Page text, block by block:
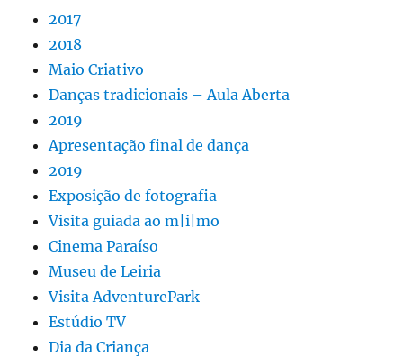
2017
2018
Maio Criativo
Danças tradicionais – Aula Aberta
2019
Apresentação final de dança
2019
Exposição de fotografia
Visita guiada ao m|i|mo
Cinema Paraíso
Museu de Leiria
Visita AdventurePark
Estúdio TV
Dia da Criança